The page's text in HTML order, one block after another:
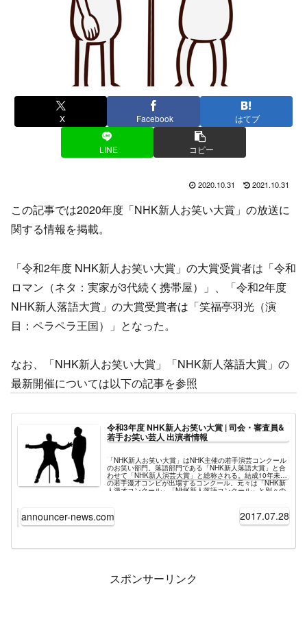
X Facebook はてブ
LINE コピー
2020.10.31 2021.10.31
この記事では2020年度「NHK新人お笑い大賞」の放送に
関する情報を掲載。
「令和2年度 NHK新人お笑い大賞」の大賞受賞者は「令和
ロマン（ネタ：実家が3代続く携帯屋）」、「令和2年度
NHK新人落語大賞」の大賞受賞者は「笑福亭羽光（演
目：ペラペラ王国）」となった。
なお、「NHK新人お笑い大賞」「NHK新人落語大賞」の
最新開催については以下の記事を参照
令和3年度 NHK新人お笑い大賞 | 司会・審査員&
若手お笑い芸人 出演者情報
「NHK新人お笑い大賞」はNHK主催の若手演芸コンクール
のお笑い部門。落語部門である「NHK新人落語大賞」と合
わせて「NHK新人演芸大賞」と総称される。結成10年未満
の若手漫才コンビが出場するコンクール。元々は「NHK新
人漫才コンクール」「NHK新人落語コンクール」と別々の
新人お笑い大賞」「NHK新人落語大賞」と部門別の名称が
用いられている。会場は隔年で異なっており、偶数年は
NHK渋谷の「みんなの広場ふれあいホール」、奇数年は
われる。テレビでは「NHK新人お笑い大賞」と「NHK新人
announcer-news.com 2017.07.28
スポンサーリンク